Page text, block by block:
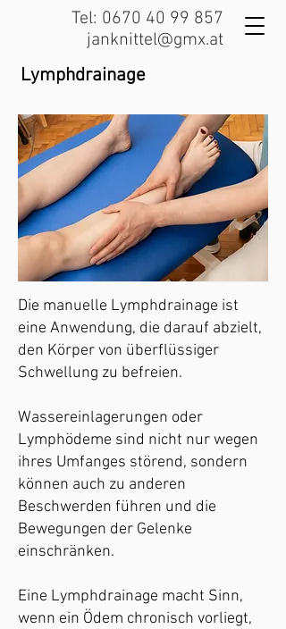
Tel: 0670 40 99 857
janknittel@gmx.at
Lymphdrainage
Die manuelle Lymphdrainage ist
eine Anwendung, die darauf abzielt,
den Körper von überflüssiger
Schwellung zu befreien.
Wassereinlagerungen oder
Lymphödeme sind nicht nur wegen
ihres Umfanges störend, sondern
können auch zu anderen
Beschwerden führen und die
Bewegungen der Gelenke
einschränken.
Eine Lymphdrainage macht Sinn,
wenn ein Ödem chronisch vorliegt,